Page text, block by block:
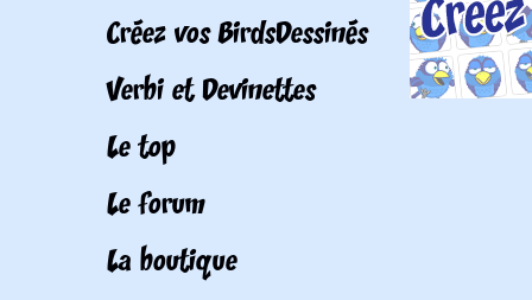
Créez vos BirdsDessinés
Verbi et Devinettes
Le top
Le forum
La boutique